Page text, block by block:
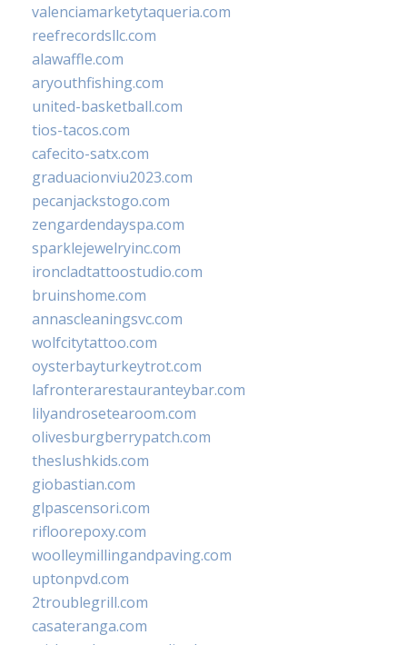
valenciamarketytaqueria.com
reefrecordsllc.com
alawaffle.com
aryouthfishing.com
united-basketball.com
tios-tacos.com
cafecito-satx.com
graduacionviu2023.com
pecanjackstogo.com
zengardendayspa.com
sparklejewelryinc.com
ironcladtattoostudio.com
bruinshome.com
annascleaningsvc.com
wolfcitytattoo.com
oysterbayturkeytrot.com
lafronterarestauranteybar.com
lilyandrosetearoom.com
olivesburgberrypatch.com
theslushkids.com
giobastian.com
glpascensori.com
rifloorepoxy.com
woolleymillingandpaving.com
uptonpvd.com
2troublegrill.com
casateranga.com